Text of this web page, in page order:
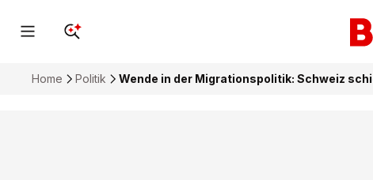
Home Politik Wende in der Migrationspolitik: Schweiz